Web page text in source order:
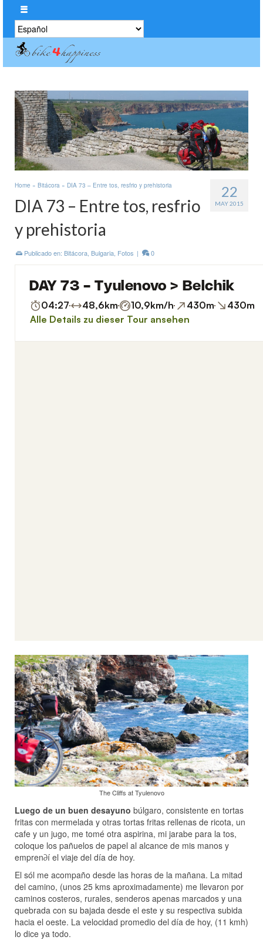
Elegir
un
idioma
22
MAY 2015
Home » Bitácora » DIA 73 – Entre tos, resfrio y prehistoria
DIA 73 – Entre tos, resfrio
y prehistoria
Publicado en: Bitácora Bulgaria Fotos | 0
The Cliffs at Tyulenovo
Luego de un buen desayuno búlgaro, consistente en tortas
fritas con mermelada y otras tortas fritas rellenas de ricota, un
cafe y un jugo, me tomé otra aspirina, mi jarabe para la tos,
coloque los pañuelos de papel al alcance de mis manos y
empren∂í el viaje del día de hoy.
El sól me acompaño desde las horas de la mañana. La mitad
del camino, (unos 25 kms aproximadamente) me llevaron por
caminos costeros, rurales, senderos apenas marcados y una
quebrada con su bajada desde el este y su respectiva subida
hacia el oeste. La velocidad promedio del día de hoy, (11 kmh)
lo dice ya todo.